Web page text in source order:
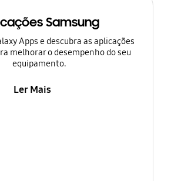
Samsung
Apps e descubra as aplicações
melhorar o desempenho do seu
equipamento.
Ler Mais